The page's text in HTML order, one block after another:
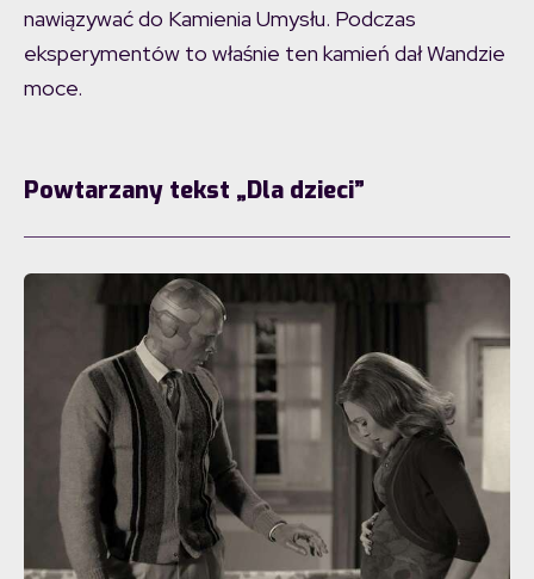
nawiązywać do Kamienia Umysłu. Podczas
eksperymentów to właśnie ten kamień dał Wandzie
moce.
Powtarzany tekst „Dla dzieci”